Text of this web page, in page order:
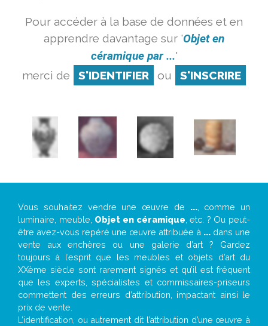
Pour accéder à la base de données et en
apprendre davantage sur 'Objet en
céramique par ...'
merci de
S'IDENTIFIER ou S'INSCRIRE
Vous souhaitez vendre une œuvre de ..., comme un
luminaire, meuble, Objet en céramique , etc. ? Ou peut-
être avez-vous repéré une œuvre attribuée à ... dans une
vente aux enchères ou une galerie d’art ? Gardez
toujours à l’esprit que les meubles et objets d’art du
XXème siècle sont rarement signés et qu’il est fréquent
que les experts, spécialistes et commissaires-priseurs
commettent des erreurs d’attribution, impactant ainsi le
prix de vente.
L’identification, ou autrement dit l’attribution d’une œuvre à